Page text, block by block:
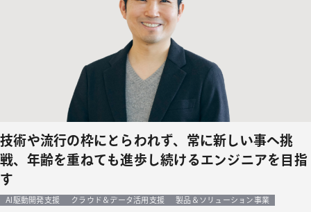
技術や流行の枠にとらわれず、常に新しい事へ挑
戦、年齢を重ねても進歩し続けるエンジニアを目指
す
AI駆動開発支援 クラウド＆データ活用支援 製品＆ソリューション事業